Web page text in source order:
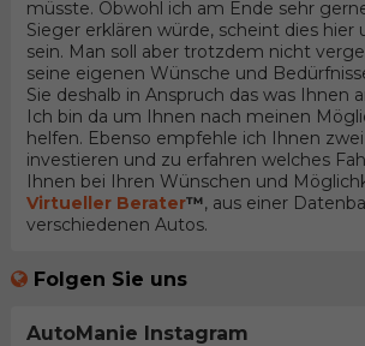
müsste. Obwohl ich am Ende sehr
Sieger erklären würde, scheint dies hier
sein. Man soll aber trotzdem nicht
seine eigenen Wünsche und
Sie deshalb in Anspruch das was Ihnen
Ich bin da um Ihnen nach meinen
helfen. Ebenso empfehle ich Ihnen
investieren und zu erfahren welches
Ihnen bei Ihren Wünschen und
Virtueller Berater™, aus einer
verschiedenen Autos.
Folgen Sie uns
AutoManie Instagram